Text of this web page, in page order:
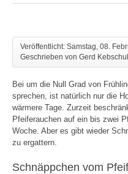
Veröffentlicht: Samstag, 08.
Geschrieben von Gerd Kebschull
Bei um die Null Grad von
sprechen, ist natürlich nur die
wärmere Tage. Zurzeit
Pfeiferauchen auf ein bis zwei
Woche. Aber es gibt wieder
zu ergattern.
Schnäppchen vom